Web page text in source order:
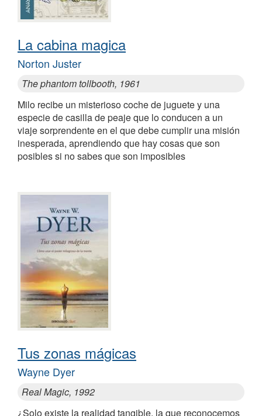
La cabina magica
Norton Juster
The phantom tollbooth, 1961
Milo recibe un misterioso coche de juguete y una
especie de casilla de peaje que lo conducen a un
viaje sorprendente en el que debe cumplir una misión
inesperada, aprendiendo que hay cosas que son
posibles si no sabes que son imposibles
Tus zonas mágicas
Wayne Dyer
Real Magic, 1992
¿Solo existe la realidad tangible, la que reconocemos